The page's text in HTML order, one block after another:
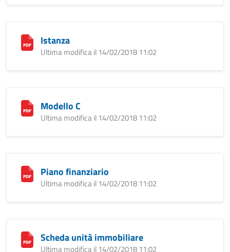
Istanza
Ultima modifica il 14/02/2018 11:02
Modello C
Ultima modifica il 14/02/2018 11:02
Piano finanziario
Ultima modifica il 14/02/2018 11:02
Scheda unità immobiliare
Ultima modifica il 14/02/2018 11:02